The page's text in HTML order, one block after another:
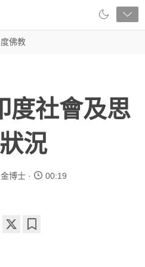
佛教
度社會及思
況
博士 00:19